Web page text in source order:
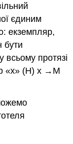
єдиним
екземпляр,
бути
всьому протязі
«x» (H) х →М